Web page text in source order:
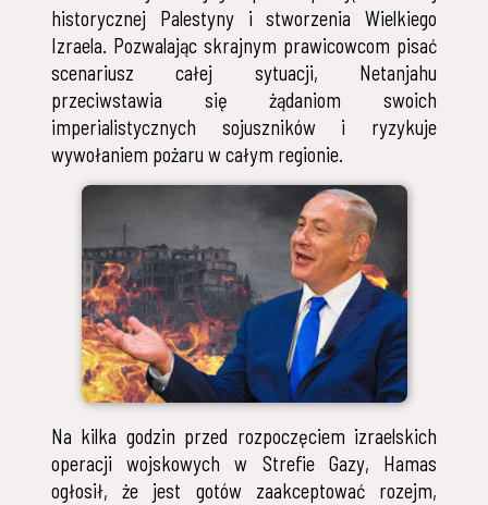
historycznej Palestyny i stworzenia Wielkiego
Izraela. Pozwalając skrajnym prawicowcom pisać
scenariusz całej sytuacji, Netanjahu
przeciwstawia się żądaniom swoich
imperialistycznych sojuszników i ryzykuje
wywołaniem pożaru w całym regionie.
Na kilka godzin przed rozpoczęciem izraelskich
operacji wojskowych w Strefie Gazy, Hamas
ogłosił, że jest gotów zaakceptować rozejm,